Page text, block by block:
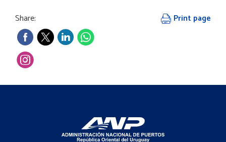
Share: Print page